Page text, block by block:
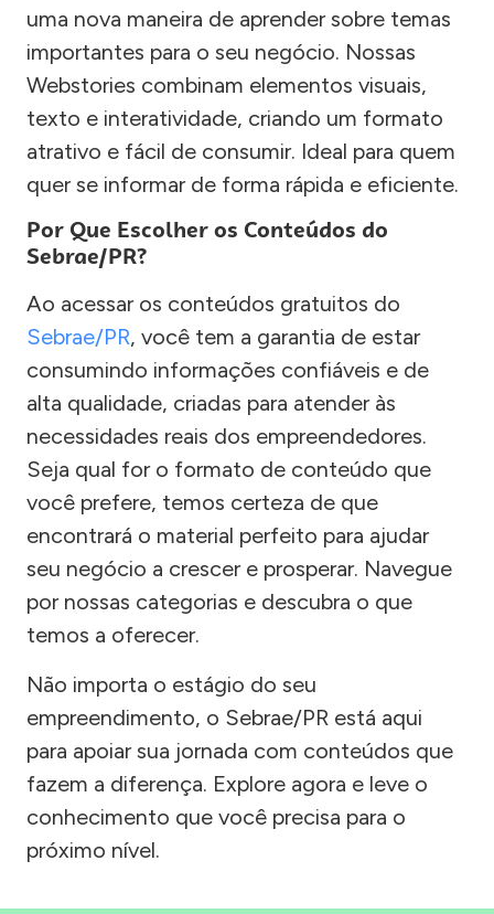
uma nova maneira de aprender sobre temas
importantes para o seu negócio. Nossas
Webstories combinam elementos visuais,
texto e interatividade, criando um formato
atrativo e fácil de consumir. Ideal para quem
quer se informar de forma rápida e eficiente.
Por Que Escolher os Conteúdos do
Sebrae/PR?
Ao acessar os conteúdos gratuitos do
Sebrae/PR, você tem a garantia de estar
consumindo informações confiáveis e de
alta qualidade, criadas para atender às
necessidades reais dos empreendedores.
Seja qual for o formato de conteúdo que
você prefere, temos certeza de que
encontrará o material perfeito para ajudar
seu negócio a crescer e prosperar. Navegue
por nossas categorias e descubra o que
temos a oferecer.
Não importa o estágio do seu
empreendimento, o Sebrae/PR está aqui
para apoiar sua jornada com conteúdos que
fazem a diferença. Explore agora e leve o
conhecimento que você precisa para o
próximo nível.